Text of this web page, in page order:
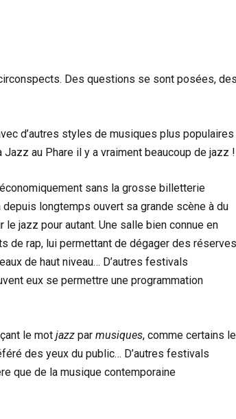
Des questions se sont posées, des
d’autres styles de musiques plus populaires
au Phare il y a vraiment beaucoup de jazz !
sans la grosse billetterie
longtemps ouvert sa grande scène à du
jazz pour autant. Une salle bien connue en
de rap, lui permettant de dégager des réserves
de haut niveau… D’autres festivals
eux se permettre une programmation
le motjazz parmusiques, comme certains le
des yeux du public… D’autres festivals
que de la musique contemporaine